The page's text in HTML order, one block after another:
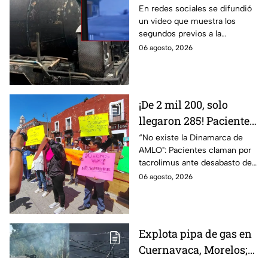
explosión de pipa de
gas en Cuernavaca,
Morelos
En redes sociales se difundió
un video que muestra los
segundos previos a la
explosión de una pipa de gas
06 agosto, 2026
¡De 2 mil 200, solo
llegaron 285! Pacientes
claman por
medicamentos ante
desabasto en IMSS
Puebla
“No existe la Dinamarca de
AMLO": Pacientes claman por
tacrolimus ante desabasto de
medicamentos en hospital del
06 agosto, 2026
Explota pipa de gas en
Cuernavaca, Morelos;